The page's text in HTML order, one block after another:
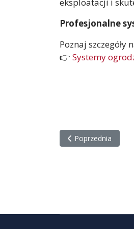
eksploatacji i
Profesjonalne
Poznaj szczegóły
👉 Systemy
Poprzednia strona:
Poprzednia